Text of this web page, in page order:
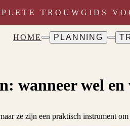
TROUWGIDS
HOME PLANNING
wanneer wel en
ze zijn een praktisch instrument